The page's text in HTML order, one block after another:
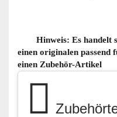
Hinweis: Es handelt
einen originalen
einen Zubehör-Artikel